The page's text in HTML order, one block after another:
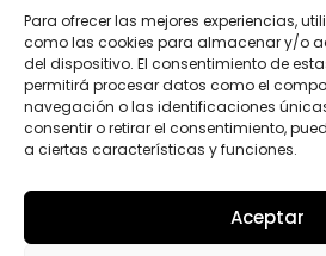
Para ofrecer las mejores experiencias,
como las cookies para almacenar y/o
del dispositivo. El consentimiento de
permitirá procesar datos como el
navegación o las identificaciones
consentir o retirar el consentimiento,
a ciertas características y funciones.
Aceptar
Productos